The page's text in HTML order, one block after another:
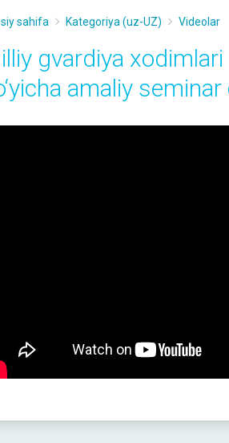
sahifa Kategoriya (uz-UZ) Videolar
gvardiya xodimlari
amaliy seminar